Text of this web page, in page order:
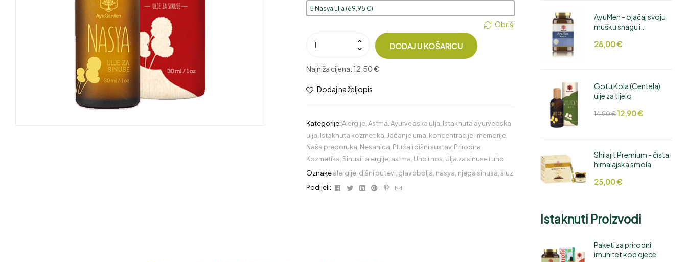
5 Nasya ulja (69,95 €)
Obriši
DODAJ U KOŠARICU
Najniža cijena: 12,50 €
Dodaj na željopis
Kategorije:Alergije, Astma Ayurvedska ulja Istaknuta ayurvedska
ulja Istaknuta kozmetika Jačanje uma, koncentracije i memorije,
Naša preporuka Nesanica Pluća i dišni sustav, Prirodna
Kozmetika Sinusi i alergije, astma Uho i nos Ulja za sinuse i uho
Oznakealergije, dišni putevi glavobolja nasya njega sinusa sluz
Podijeli:
Facebook
TwitterLinkedinGoogle+Pinterest
Email
AyuMen - ojačaj svoju
mušku snagu i
28,00€
Gotu Kola (Centela)
ulje za tijelo
14,90€12,90€
Shilajit Premium - čista
himalajska smola
25,00€
Istaknuti Proizvodi
Paketi za prirodni
imunitet kod djece